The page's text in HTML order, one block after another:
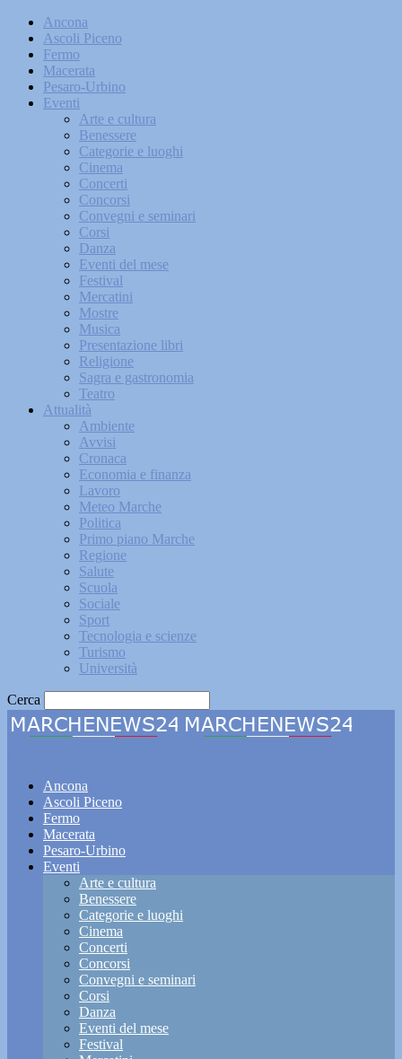
Ancona
Ascoli Piceno
Fermo
Macerata
Pesaro-Urbino
Eventi
Arte e cultura
Benessere
Categorie e luoghi
Cinema
Concerti
Concorsi
Convegni e seminari
Corsi
Danza
Eventi del mese
Festival
Mercatini
Mostre
Musica
Presentazione libri
Religione
Sagra e gastronomia
Teatro
Attualità
Ambiente
Avvisi
Cronaca
Economia e finanza
Lavoro
Meteo Marche
Politica
Primo piano Marche
Regione
Salute
Scuola
Sociale
Sport
Tecnologia e scienze
Turismo
Università
Cerca
Ancona
Ascoli Piceno
Fermo
Macerata
Pesaro-Urbino
Eventi
Arte e cultura
Benessere
Categorie e luoghi
Cinema
Concerti
Concorsi
Convegni e seminari
Corsi
Danza
Eventi del mese
Festival